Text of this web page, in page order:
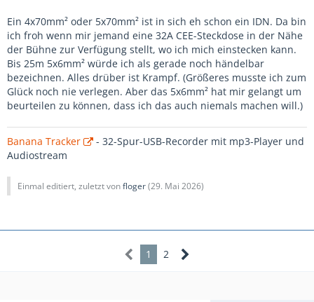
Ein 4x70mm² oder 5x70mm² ist in sich eh schon ein IDN. Da bin
ich froh wenn mir jemand eine 32A CEE-Steckdose in der Nähe
der Bühne zur Verfügung stellt, wo ich mich einstecken kann.
Bis 25m 5x6mm² würde ich als gerade noch händelbar
bezeichnen. Alles drüber ist Krampf. (Größeres musste ich zum
Glück noch nie verlegen. Aber das 5x6mm² hat mir gelangt um
beurteilen zu können, dass ich das auch niemals machen will.)
Banana Tracker
- 32-Spur-USB-Recorder mit mp3-Player und
Audiostream
Einmal editiert, zuletzt vonfloger(29. Mai 2026)
1 2